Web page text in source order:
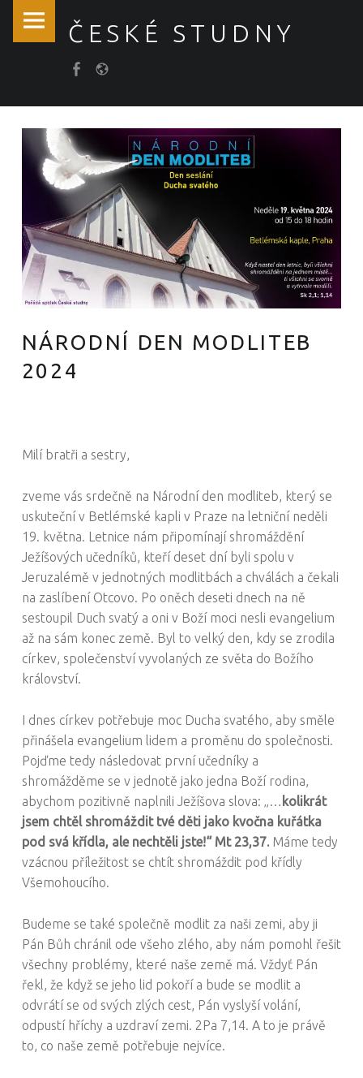
ČESKÉ STUDNY
České
Skip
Položka
NÁRODNÍ DEN MODLITEB
2024
Milí bratři a sestry,
zveme vás srdečně na Národní den modliteb, který se
uskuteční v Betlémské kapli v Praze na letniční neděli
19. května. Letnice nám připomínají shromáždění
Ježíšových učedníků, kteří deset dní byli spolu v
Jeruzalémě v jednotných modlitbách a chválách a čekali
na zaslíbení Otcovo. Po oněch deseti dnech na ně
sestoupil Duch svatý a oni v Boží moci nesli evangelium
až na sám konec země. Byl to velký den, kdy se zrodila
církev, společenství vyvolaných ze světa do Božího
království.
I dnes církev potřebuje moc Ducha svatého, aby směle
přinášela evangelium lidem a proměnu do společnosti.
Pojďme tedy následovat první učedníky a
shromážděme se v jednotě jako jedna Boží rodina,
abychom pozitivně naplnili Ježíšova slova: „… kolikrát
jsem chtěl shromáždit tvé děti jako kvočna kuřátka
pod svá křídla, ale nechtěli jste!“ Mt 23,37. Máme tedy
vzácnou příležitost se chtít shromáždit pod křídly
Všemohoucího.
Budeme se také společně modlit za naši zemi, aby ji
Pán Bůh chránil ode všeho zlého, aby nám pomohl řešit
všechny problémy, které naše země má. Vždyť Pán
řekl, že když se jeho lid pokoří a bude se modlit a
odvrátí se od svých zlých cest, Pán vyslyší volání,
odpustí hříchy a uzdraví zemi. 2Pa 7,14. A to je právě
to, co naše země potřebuje nejvíce.